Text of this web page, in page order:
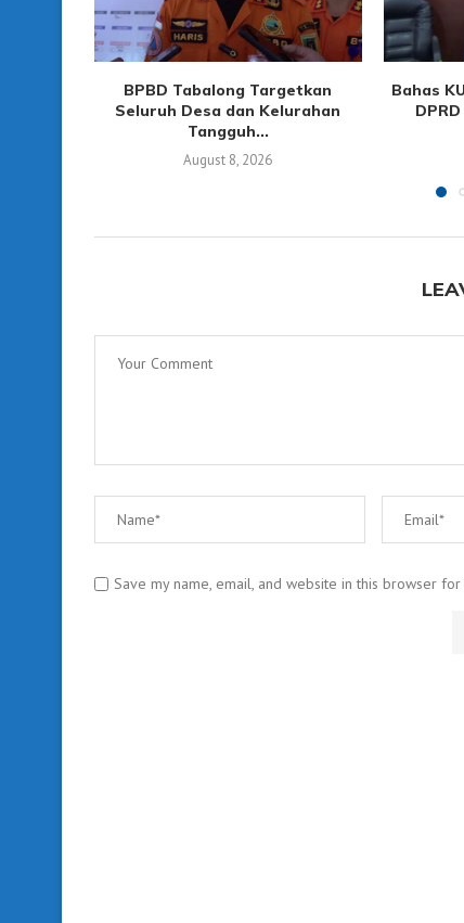
BPBD Tabalong Targetkan
Seluruh Desa dan Kelurahan
Tangguh...
August 8, 2026
Bahas
Save my name, email, and website in this browser